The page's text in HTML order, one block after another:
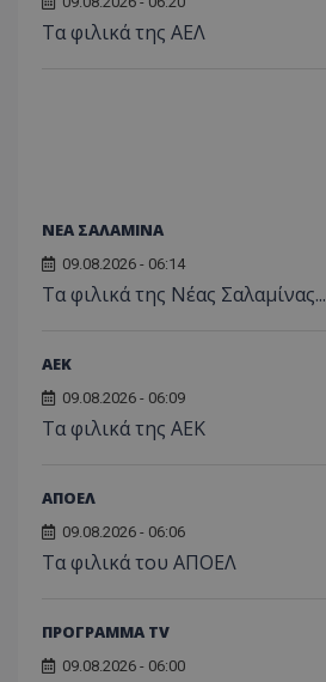
Τα φιλικά της ΑΕΛ
ΝΕΑ ΣΑΛΑΜΙΝΑ
09.08.2026 - 06:14
Τα φιλικά της Νέας Σαλαμίνας...
ΑEK
09.08.2026 - 06:09
Τα φιλικά της ΑΕΚ
ΑΠΟΕΛ
09.08.2026 - 06:06
Τα φιλικά του ΑΠΟΕΛ
ΠΡΟΓΡΑΜΜΑ TV
09.08.2026 - 06:00